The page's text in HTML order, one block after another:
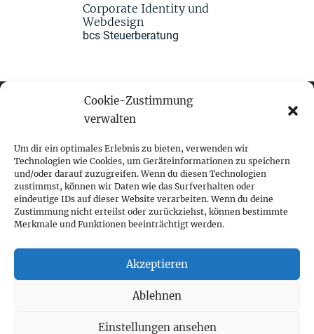
Cookie-Zustimmung
verwalten
Um dir ein optimales Erlebnis zu bieten, verwenden wir
Technologien wie Cookies, um Geräteinformationen zu speichern
und/oder darauf zuzugreifen. Wenn du diesen Technologien
zustimmst, können wir Daten wie das Surfverhalten oder
eindeutige IDs auf dieser Website verarbeiten. Wenn du deine
Zustimmung nicht erteilst oder zurückziehst, können bestimmte
Merkmale und Funktionen beeinträchtigt werden.
Akzeptieren
Ablehnen
Einstellungen ansehen
Corporate Identity und
Webdesign
bcs Steuerberatung
fokus visuelle kommunikation
Franz-Ofner-Straße 20
A - 5020 Salzburg
+ 43 662 452 083
fokus@fokus-design.com
Impressum